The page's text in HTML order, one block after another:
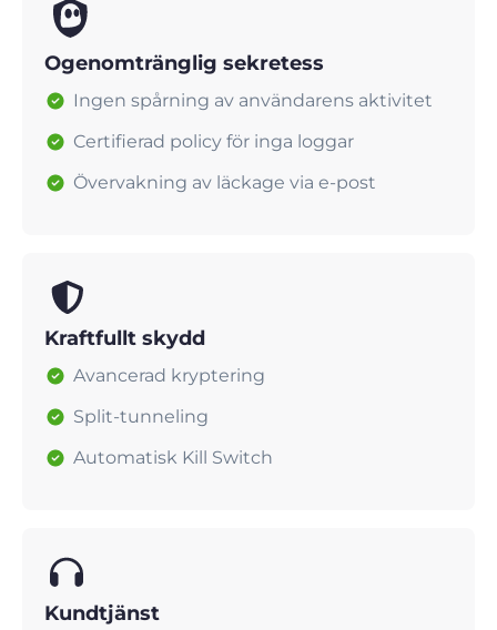
Ogenomtränglig sekretess
Ingen spårning av användarens aktivitet
Certifierad policy för inga loggar
Övervakning av läckage via e-post
Kraftfullt skydd
Avancerad kryptering
Split-tunneling
Automatisk Kill Switch
Kundtjänst